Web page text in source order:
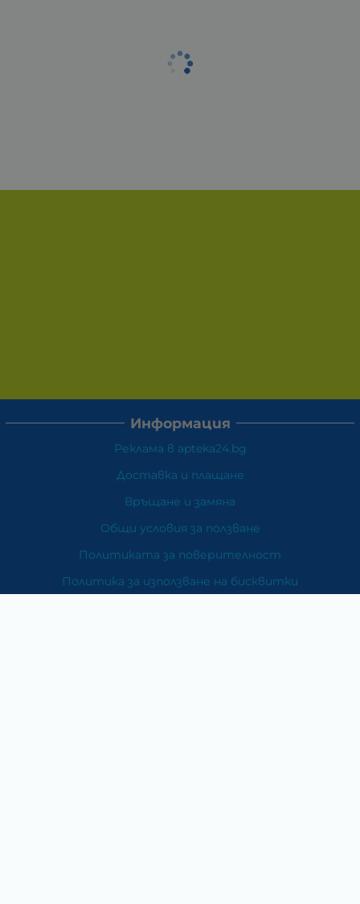
Информация
Реклама в apteka24.bg
Доставка и плащане
Връщане и замяна
Общи условия за ползване
Политиката за поверителност
Политика за използване на бисквитки